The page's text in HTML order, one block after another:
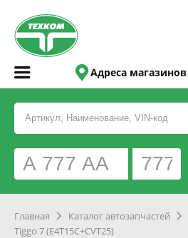
Адреса магазинов
Главная Каталог автозапчастей
Tiggo 7 (E4T15C+CVT25)